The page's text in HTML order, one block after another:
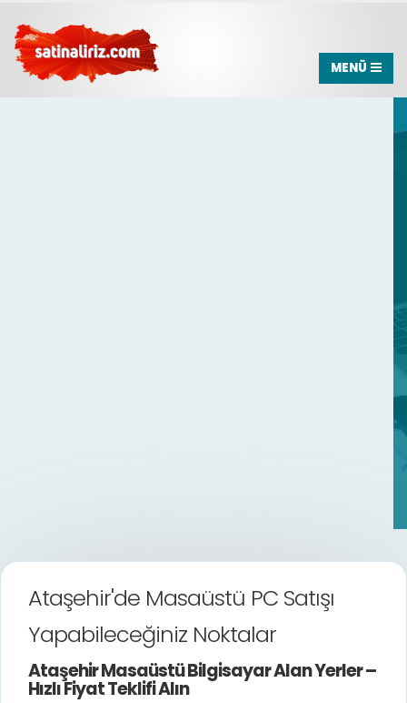
Ataşehir'de Masaüstü PC Satışı
Yapabileceğiniz Noktalar
Ataşehir Masaüstü Bilgisayar Alan Yerler –
Hızlı Fiyat Teklifi Alın